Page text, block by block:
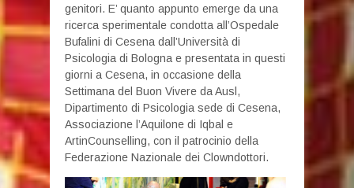
genitori. E’ quanto appunto emerge da una
ricerca sperimentale condotta all’Ospedale
Bufalini di Cesena dall’Università di
Psicologia di Bologna e presentata in questi
giorni a Cesena, in occasione della
Settimana del Buon Vivere da Ausl,
Dipartimento di Psicologia sede di Cesena,
Associazione l’Aquilone di Iqbal e
ArtinCounselling, con il patrocinio della
Federazione Nazionale dei Clowndottori.